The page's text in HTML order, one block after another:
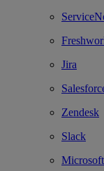
Jira
Zendesk
Slack